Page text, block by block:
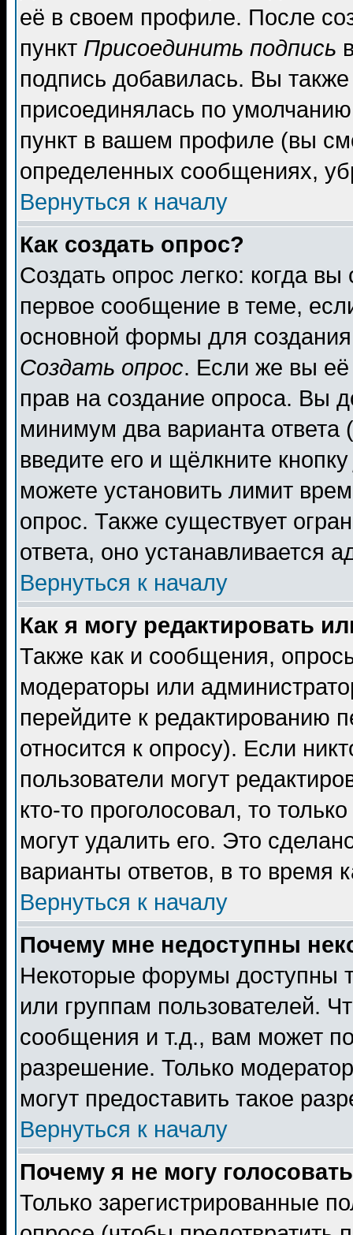
её в своем профиле. После
пункт Присоединить подпись
подпись добавилась. Вы
присоединялась по
пункт в вашем профиле (вы
определенных сообщениях,
Вернуться к началу
Как создать опрос?
Создать опрос легко: когда
первое сообщение в теме,
основной формы для
Создать опрос. Если же вы её
прав на создание опроса. Вы
минимум два варианта ответа
введите его и щёлкните
можете установить лимит
опрос. Также существует
ответа, оно устанавливается
Вернуться к началу
Как я могу редактировать
Также как и сообщения,
модераторы или
перейдите к редактированию
относится к опросу). Если
пользователи могут
кто-то проголосовал, то
могут удалить его. Это
варианты ответов, в то время
Вернуться к началу
Почему мне недоступны
Некоторые форумы доступны
или группам пользователей.
сообщения и т.д., вам может
разрешение. Только
могут предоставить такое
Вернуться к началу
Почему я не могу
Только зарегистрированные